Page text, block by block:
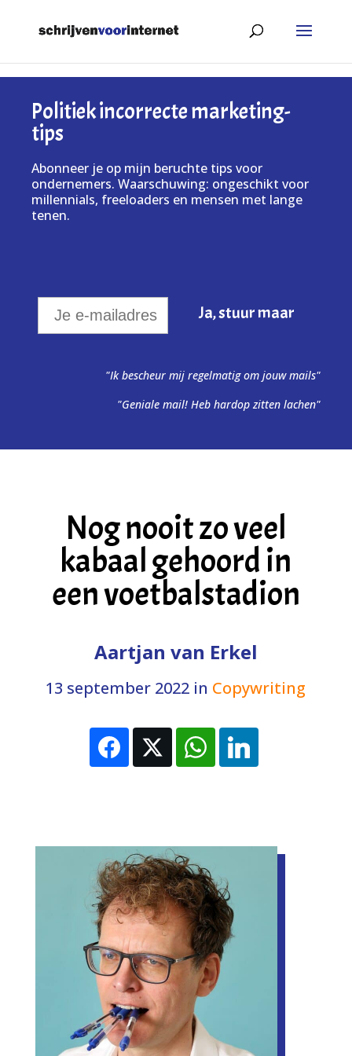
Politiek incorrecte marketing-
tips
Abonneer je op mijn beruchte tips voor
ondernemers. Waarschuwing: ongeschikt voor
millennials, freeloaders en mensen met lange
tenen.
"Ik bescheur mij regelmatig om jouw mails"
"Geniale mail! Heb hardop zitten lachen"
Nog nooit zo veel
kabaal gehoord in
een voetbalstadion
Aartjan van Erkel
13 september 2022 in Copywriting